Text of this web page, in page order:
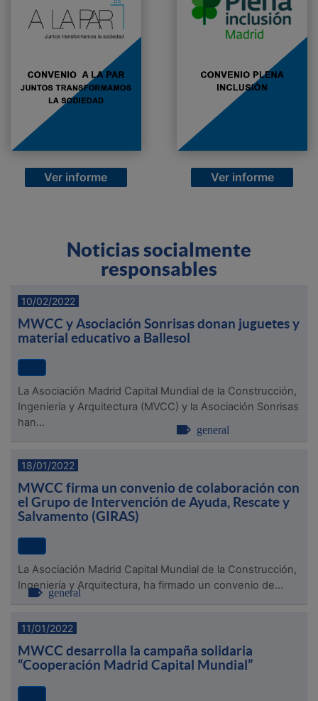
Ver informe Ver informe
Noticias socialmente
responsables
10/02/2022
MWCC y Asociación Sonrisas donan juguetes y
material educativo a Ballesol
La Asociación Madrid Capital Mundial de la Construcción,
Ingeniería y Arquitectura (MVCC) y la Asociación Sonrisas
han...
general
18/01/2022
MWCC firma un convenio de colaboración con
el Grupo de Intervención de Ayuda, Rescate y
Salvamento (GIRAS)
La Asociación Madrid Capital Mundial de la Construcción,
Ingeniería y Arquitectura, ha firmado un convenio de...
general
11/01/2022
MWCC desarrolla la campaña solidaria
“Cooperación Madrid Capital Mundial”